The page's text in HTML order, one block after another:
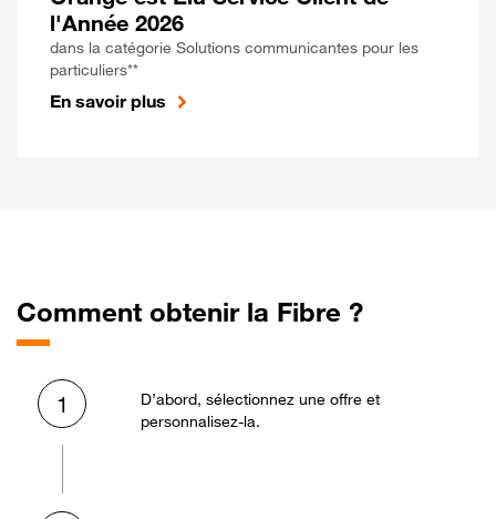
l'Année 2026
dans la catégorie Solutions communicantes pour les
particuliers**
En savoir plus
Comment obtenir la Fibre ?
1
D’abord, sélectionnez une offre et
personnalisez-la.